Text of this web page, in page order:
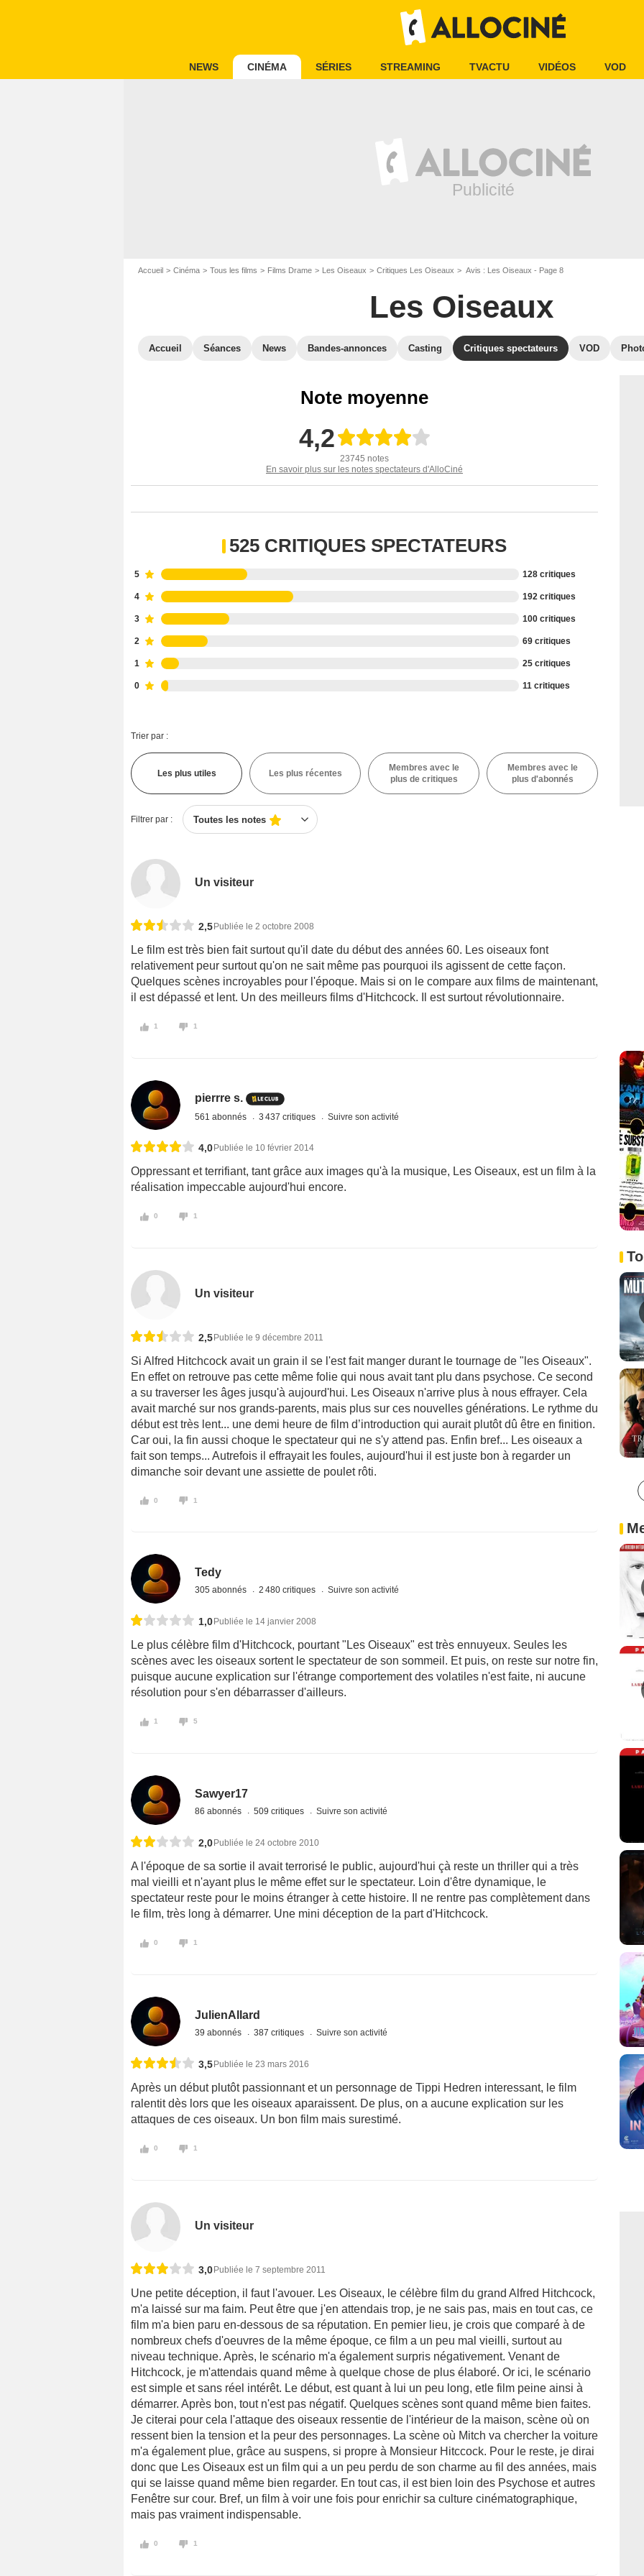
NEWS CINÉMA SÉRIES STREAMING TVACTU VIDÉOS VOD
Accueil Cinéma Tous les films Films Drame Les Oiseaux Critiques Les Oiseaux Avis : Les Oiseaux - Page 8
Les Oiseaux
Accueil Séances News Bandes-annonces Casting Critiques spectateurs VOD
Note moyenne
4,2
23745 notes
En savoir plus sur les notes spectateurs d'AlloCiné
525 CRITIQUES SPECTATEURS
5 128 critiques
4 192 critiques
3 100 critiques
2 69 critiques
1 25 critiques
0 11 critiques
Trier par :
Les plus utiles Les plus récentes
Membres avec le
plus de critiques
Membres avec le
plus d'abonnés
Filtrer par : Toutes les notes
Un visiteur
2,5 Publiée le 2 octobre 2008
Le film est très bien fait surtout qu'il date du début des années 60. Les oiseaux font
relativement peur surtout qu'on ne sait même pas pourquoi ils agissent de cette façon.
Quelques scènes incroyables pour l'époque. Mais si on le compare aux films de maintenant,
il est dépassé et lent. Un des meilleurs films d'Hitchcock. Il est surtout révolutionnaire.
1 1
pierrre s.
561 abonnés 3 437 critiques Suivre son activité
4,0Publiée le 10 février 2014
Oppressant et terrifiant, tant grâce aux images qu'à la musique, Les Oiseaux, est un film à la
réalisation impeccable aujourd'hui encore.
0 1
Un visiteur
2,5Publiée le 9 décembre 2011
Si Alfred Hitchcock avait un grain il se l'est fait manger durant le tournage de "les Oiseaux".
En effet on retrouve pas cette même folie qui nous avait tant plu dans psychose. Ce second
a su traverser les âges jusqu'à aujourd'hui. Les Oiseaux n'arrive plus à nous effrayer. Cela
avait marché sur nos grands-parents, mais plus sur ces nouvelles générations. Le rythme du
début est très lent... une demi heure de film d’introduction qui aurait plutôt dû être en finition.
Car oui, la fin aussi choque le spectateur qui ne s'y attend pas. Enfin bref... Les oiseaux a
fait son temps... Autrefois il effrayait les foules, aujourd'hui il est juste bon à regarder un
dimanche soir devant une assiette de poulet rôti.
0 1
Tedy
305 abonnés 2 480 critiques Suivre son activité
1,0 Publiée le 14 janvier 2008
Le plus célèbre film d'Hitchcock, pourtant "Les Oiseaux" est très ennuyeux. Seules les
scènes avec les oiseaux sortent le spectateur de son sommeil. Et puis, on reste sur notre fin,
puisque aucune explication sur l'étrange comportement des volatiles n'est faite, ni aucune
résolution pour s'en débarrasser d'ailleurs.
1 5
Sawyer17
86 abonnés 509 critiques Suivre son activité
2,0 Publiée le 24 octobre 2010
A l'époque de sa sortie il avait terrorisé le public, aujourd'hui çà reste un thriller qui a très
mal vieilli et n'ayant plus le même effet sur le spectateur. Loin d'être dynamique, le
spectateur reste pour le moins étranger à cette histoire. Il ne rentre pas complètement dans
le film, très long à démarrer. Une mini déception de la part d'Hitchcock.
0 1
JulienAllard
39 abonnés 387 critiques Suivre son activité
3,5 Publiée le 23 mars 2016
Après un début plutôt passionnant et un personnage de Tippi Hedren interessant, le film
ralentit dès lors que les oiseaux aparaissent. De plus, on a aucune explication sur les
attaques de ces oiseaux. Un bon film mais surestimé.
0 1
Un visiteur
3,0 Publiée le 7 septembre 2011
Une petite déception, il faut l'avouer. Les Oiseaux, le célèbre film du grand Alfred Hitchcock,
m'a laissé sur ma faim. Peut être que j'en attendais trop, je ne sais pas, mais en tout cas, ce
film m'a bien paru en-dessous de sa réputation. En pemier lieu, je crois que comparé à de
nombreux chefs d'oeuvres de la même époque, ce film a un peu mal vieilli, surtout au
niveau technique. Après, le scénario m'a également surpris négativement. Venant de
Hitchcock, je m'attendais quand même à quelque chose de plus élaboré. Or ici, le scénario
est simple et sans réel intérêt. Le début, est quant à lui un peu long, etle film peine ainsi à
démarrer. Après bon, tout n'est pas négatif. Quelques scènes sont quand même bien faites.
Je citerai pour cela l'attaque des oiseaux ressentie de l'intérieur de la maison, scène où on
ressent bien la tension et la peur des personnages. La scène où Mitch va chercher la voiture
m'a également plue, grâce au suspens, si propre à Monsieur Hitccock. Pour le reste, je dirai
donc que Les Oiseaux est un film qui a un peu perdu de son charme au fil des années, mais
qui se laisse quand même bien regarder. En tout cas, il est bien loin des Psychose et autres
Fenêtre sur cour. Bref, un film à voir une fois pour enrichir sa culture cinématographique,
mais pas vraiment indispensable.
0 1